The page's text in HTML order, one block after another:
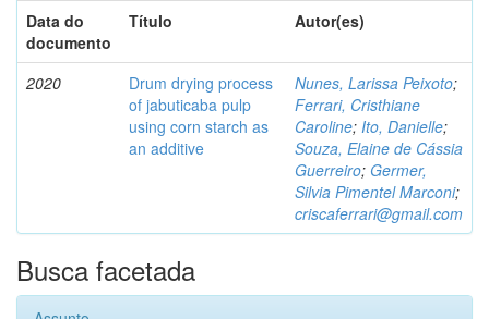
Data do
documento
Título Autor(es)
2020
Drum drying process
of jabuticaba pulp
using corn starch as
an additive
Nunes, Larissa Peixoto;
Ferrari, Cristhiane
Caroline; Ito, Danielle;
Souza, Elaine de Cássia
Guerreiro; Germer,
Silvia Pimentel Marconi;
criscaferrari@gmail.com
Busca facetada